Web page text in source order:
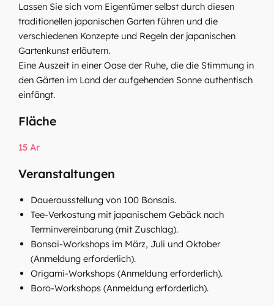
Lassen Sie sich vom Eigentümer selbst durch diesen
traditionellen japanischen Garten führen und die
verschiedenen Konzepte und Regeln der japanischen
Gartenkunst erläutern.
Eine Auszeit in einer Oase der Ruhe, die die Stimmung in
den Gärten im Land der aufgehenden Sonne authentisch
einfängt.
Fläche
15 Ar
Veranstaltungen
Dauerausstellung von 100 Bonsais.
Tee-Verkostung mit japanischem Gebäck nach
Terminvereinbarung (mit Zuschlag).
Bonsai-Workshops im März, Juli und Oktober
(Anmeldung erforderlich).
Origami-Workshops (Anmeldung erforderlich).
Boro-Workshops (Anmeldung erforderlich).